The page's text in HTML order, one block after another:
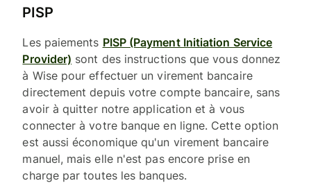
PISP
Les paiements PISP (Payment Initiation Service
Provider) sont des instructions que vous donnez
à Wise pour effectuer un virement bancaire
directement depuis votre compte bancaire, sans
avoir à quitter notre application et à vous
connecter à votre banque en ligne. Cette option
est aussi économique qu'un virement bancaire
manuel, mais elle n'est pas encore prise en
charge par toutes les banques.